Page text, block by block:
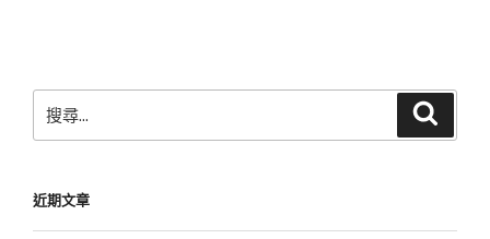
尋
字:
近期文章